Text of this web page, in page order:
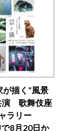
が描く“風景
演 歌舞伎座
ラリー
8月20日か